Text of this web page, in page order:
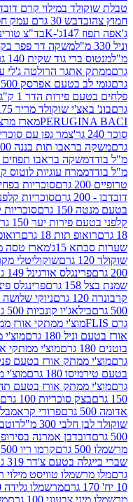
קרם דובדבן 86 גרם
דבש 30 גרם עמק חפר
טרולי
בד"צ טורינו טנטיישן חלב
משקה דר פפר בקבוק 450מ"ל
גוד שקית 140 גרם
הרולטה ג'לי ענק 90 גרם
אפרסק 500 גרם
לקריץ
הדר 1 ק"ג
שוקולד מריר 175ג'
מארז מרציפן ללא תוספת
תות בננה 300 מ"ל בודד
בראבו תפוזים 300 מ"ל בודד
עוגיות לוטוס קרמל 400 גרם
סוכריות בפחית פרות יער - 175
סוכריות קלפני בטעם פירות
סוכריות קלפני בטעם
יער 150 גרם
ריטר חלב
תות 18 גרם
רואופ פטל 18 גרם
מארז טסה מאוהב מארז
שוקוליטלי מקרונים תות שדה
אורגינל 149 גרם
פרינגלס
פרינגלס פיצה 158 גרם
ניוקי שלושה צבעים 500 גרם
קונכיות 500 גרם
ממתקי אורז ממולאים בטעם
גרם
מוצ'י ממתקי
אורז בטעם פנקייק עם מייפל 180
גרם
אורז בטעם תה מאצ'ה וחלב 180
סוכריות 100 גרם
ממרח דובאי
פרורי קראמבל 400 גרם
300 מ"ל
רוטב נוצ'יטלו חלבי
אמרנה בסירופ 300 גרם
קרמו ריו 500 גרם
קרם פטל
צ'דר 319 גרם
טוויסט מילוי תפוז 63 גרם
מרשמלו גלידה 100 גרם
100 גרם
מלו פלוס מרשמלו